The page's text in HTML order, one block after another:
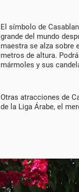
El símbolo de
grande del mundo
maestra se alza sobre
metros de altura.
mármoles y sus
Otras atracciones de
de la Liga Árabe, el